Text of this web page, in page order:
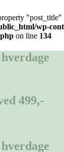
wp-
on line 134
499,-